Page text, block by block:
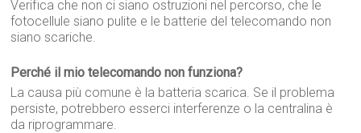
Verifica che non ci siano ostruzioni nel percorso, che le
fotocellule siano pulite e le batterie del telecomando non
siano scariche.
Perché il mio telecomando non funziona?
La causa più comune è la batteria scarica. Se il problema
persiste, potrebbero esserci interferenze o la centralina è
da riprogrammare.